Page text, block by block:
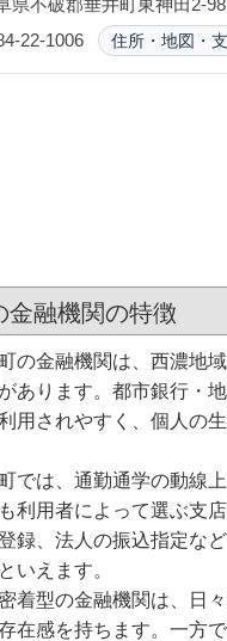
県不破郡垂井町東神田2-98
22-1006 住所・地図・
金融機関の特徴
の金融機関は、西濃地
あります。都市銀行・
用されやすく、個人の
では、通勤通学の動線
利用者によって選ぶ支
録、法人の振込指定な
いえます。
着型の金融機関は、日
在感を持ちます。一方